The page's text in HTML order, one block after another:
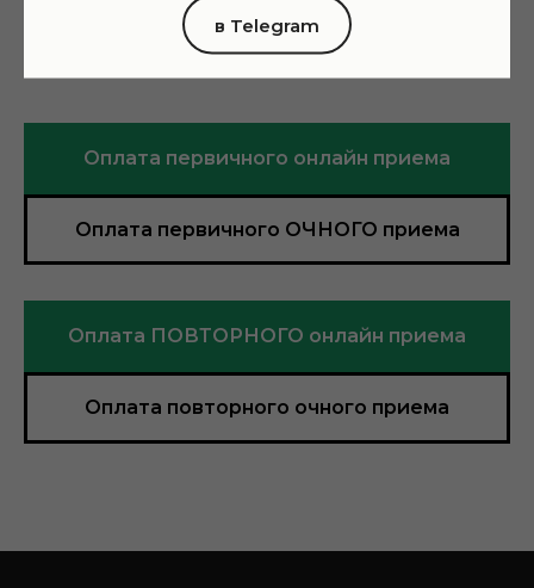
в Telegram
Стандартное время проведения 50 минут
Оплата первичного онлайн приема
Оплата первичного ОЧНОГО приема
Оплата ПОВТОРНОГО онлайн приема
Оплата повторного очного приема